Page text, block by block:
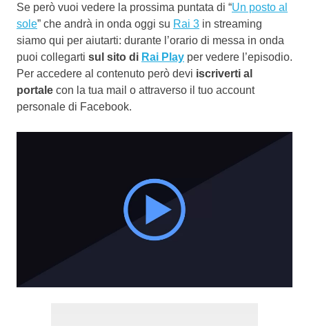
Se però vuoi vedere la prossima puntata di “Un posto al
sole” che andrà in onda oggi su Rai 3 in streaming
siamo qui per aiutarti: durante l’orario di messa in onda
puoi collegarti sul sito di Rai Play per vedere l’episodio.
Per accedere al contenuto però devi iscriverti al
portale con la tua mail o attraverso il tuo account
personale di Facebook.